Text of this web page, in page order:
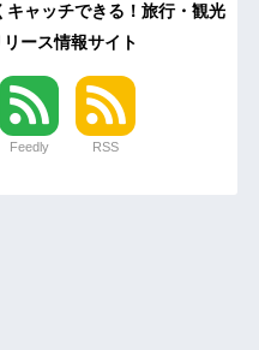
ャッチできる！旅行・観光
ース情報サイト
Feedly RSS